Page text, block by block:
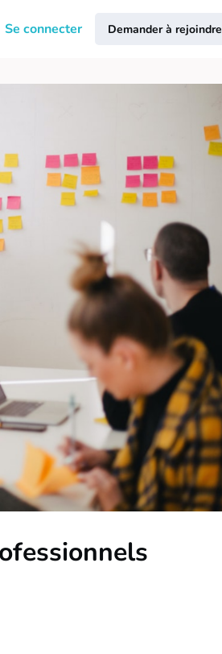
Se connecter Demander à rejoindre